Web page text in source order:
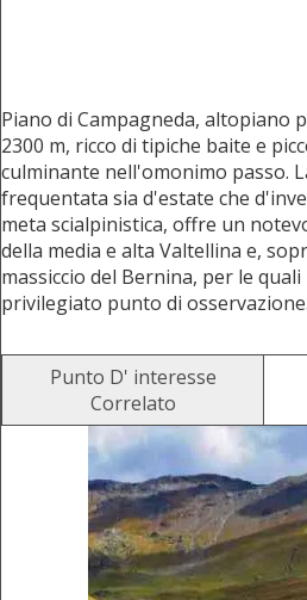
Piano di Campagneda, altopiano
2300 m, ricco di tipiche baite e
culminante nell'omonimo passo.
frequentata sia d'estate che
meta scialpinistica, offre un
della media e alta Valtellina e,
massiccio del Bernina, per le
privilegiato punto di osservazione.
Punto D' interesse
Correlato